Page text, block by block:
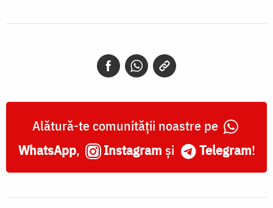
Alătură-te comunității noastre pe
WhatsApp, Instagram și Telegram!